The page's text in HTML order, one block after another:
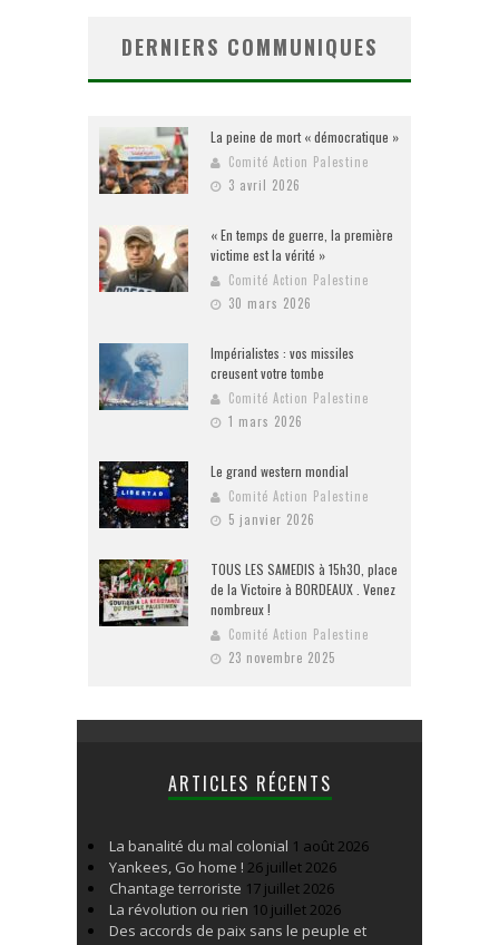
DERNIERS COMMUNIQUES
La peine de mort « démocratique »
Comité Action Palestine
3 avril 2026
« En temps de guerre, la première
victime est la vérité »
Comité Action Palestine
30 mars 2026
Impérialistes : vos missiles
creusent votre tombe
Comité Action Palestine
1 mars 2026
Le grand western mondial
Comité Action Palestine
5 janvier 2026
TOUS LES SAMEDIS à 15h30, place
de la Victoire à BORDEAUX . Venez
nombreux !
Comité Action Palestine
23 novembre 2025
ARTICLES RÉCENTS
La banalité du mal colonial 1 août 2026
Yankees, Go home ! 26 juillet 2026
Chantage terroriste 17 juillet 2026
La révolution ou rien 10 juillet 2026
Des accords de paix sans le peuple et